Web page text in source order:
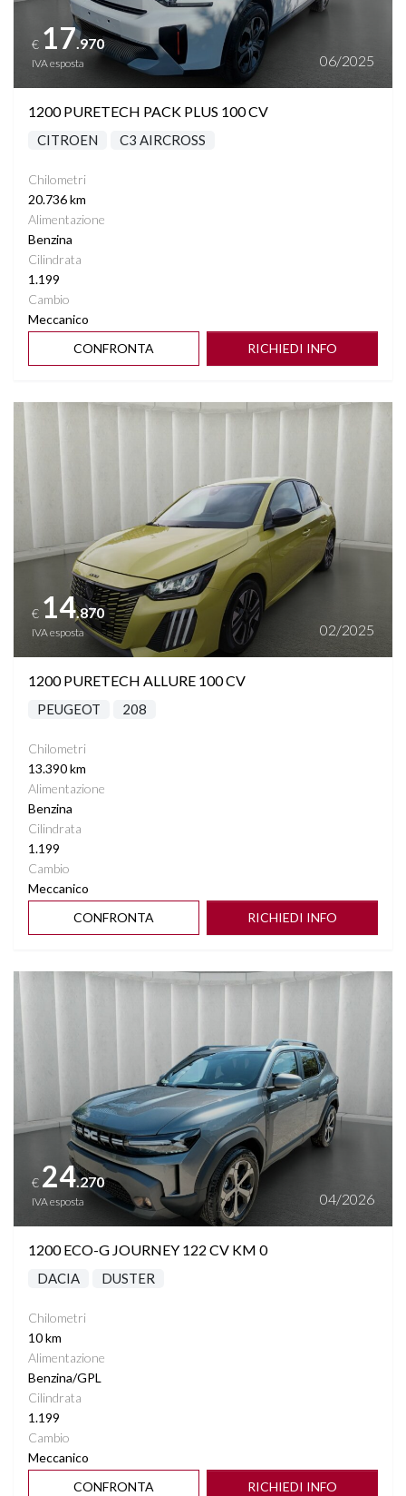
€ 17.970
IVA esposta 06/2025
1200 PURETECH PACK PLUS 100 CV
CITROEN C3 AIRCROSS
Chilometri
20.736 km
Alimentazione
Benzina
Cilindrata
1.199
Cambio
Meccanico
CONFRONTA
RICHIEDI INFO
€ 14.870
IVA esposta 02/2025
1200 PURETECH ALLURE 100 CV
PEUGEOT 208
Chilometri
13.390 km
Alimentazione
Benzina
Cilindrata
1.199
Cambio
Meccanico
CONFRONTA
RICHIEDI INFO
Vedi dettagli
€ 24.270
IVA esposta 04/2026
1200 ECO-G JOURNEY 122 CV KM 0
DACIA DUSTER
Chilometri
10 km
Alimentazione
Benzina/GPL
Cilindrata
1.199
Cambio
Meccanico
CONFRONTA
RICHIEDI INFO